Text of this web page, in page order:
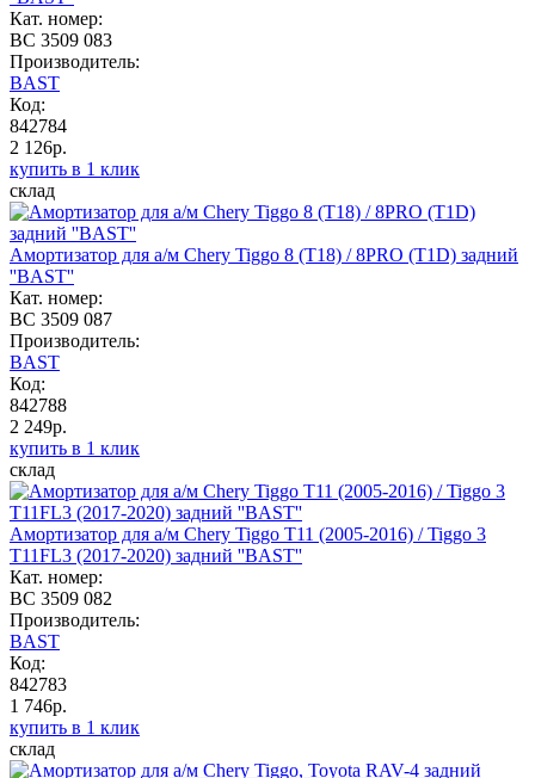
Кат. номер:
BC 3509 083
Производитель:
BAST
Код:
842784
2 126р.
купить в 1 клик
склад
Амортизатор для а/м Chery Tiggo 8 (T18) / 8PRO (T1D) задний
''BAST''
Кат. номер:
BC 3509 087
Производитель:
BAST
Код:
842788
2 249р.
купить в 1 клик
склад
Амортизатор для а/м Chery Tiggo T11 (2005-2016) / Tiggo 3
T11FL3 (2017-2020) задний ''BAST''
Кат. номер:
BC 3509 082
Производитель:
BAST
Код:
842783
1 746р.
купить в 1 клик
склад